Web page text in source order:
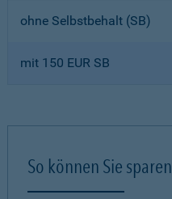
ohne Selbstbehalt (SB)
mit 150 EUR SB
So können Sie sparen